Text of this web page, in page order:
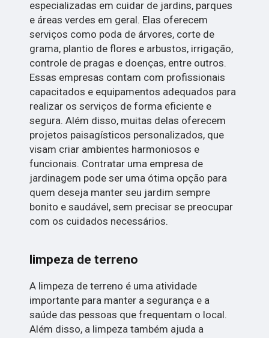
especializadas em cuidar de jardins, parques
e áreas verdes em geral. Elas oferecem
serviços como poda de árvores, corte de
grama, plantio de flores e arbustos, irrigação,
controle de pragas e doenças, entre outros.
Essas empresas contam com profissionais
capacitados e equipamentos adequados para
realizar os serviços de forma eficiente e
segura. Além disso, muitas delas oferecem
projetos paisagísticos personalizados, que
visam criar ambientes harmoniosos e
funcionais. Contratar uma empresa de
jardinagem pode ser uma ótima opção para
quem deseja manter seu jardim sempre
bonito e saudável, sem precisar se preocupar
com os cuidados necessários.
limpeza de terreno
A limpeza de terreno é uma atividade
importante para manter a segurança e a
saúde das pessoas que frequentam o local.
Além disso, a limpeza também ajuda a